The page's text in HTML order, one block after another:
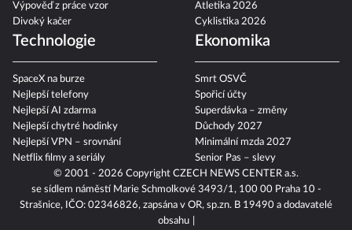
Výpověď z práce vzor
Divoký kačer
Atletika 2026
Cyklistika 2026
Technologie
SpaceX na burze
Nejlepší telefony
Nejlepší AI zdarma
Nejlepší chytré hodinky
Nejlepší VPN – srovnání
Netflix filmy a seriály
Ekonomika
Smrt OSVČ
Spořicí účty
Superdávka – změny
Důchody 2027
Minimální mzda 2027
Senior Pas – slevy
© 2001 - 2026 Copyright CZECH NEWS CENTER a.s.
se sídlem náměstí Marie Schmolkové 3493/1, 100 00 Praha 10 -
Strašnice, IČO: 02346826, zapsána v OR, sp.zn. B 19490 a dodavatelé
obsahu